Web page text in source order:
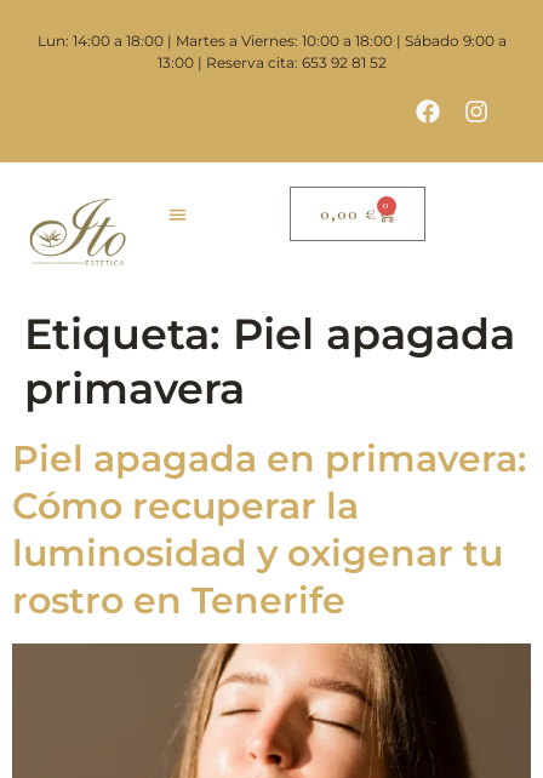
Lun: 14:00 a 18:00 | Martes a Viernes: 10:00 a 18:00 | Sábado 9:00 a
13:00 | Reserva cita: 653 92 81 52
0,00 € 0
Etiqueta: Piel apagada
primavera
Piel apagada en primavera:
Cómo recuperar la
luminosidad y oxigenar tu
rostro en Tenerife